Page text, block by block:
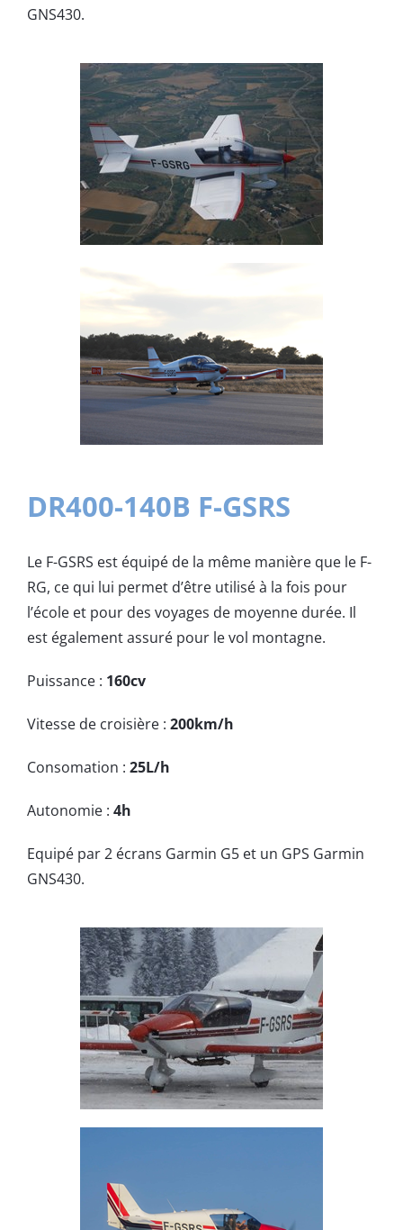
GNS430.
DR400-140B F-GSRS
Le F-GSRS est équipé de la même manière que le F-
RG, ce qui lui permet d’être utilisé à la fois pour
l’école et pour des voyages de moyenne durée. Il
est également assuré pour le vol montagne.
Puissance : 160cv
Vitesse de croisière : 200km/h
Consomation : 25L/h
Autonomie : 4h
Equipé par 2 écrans Garmin G5 et un GPS Garmin
GNS430.